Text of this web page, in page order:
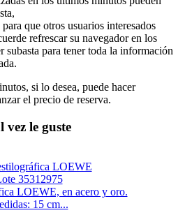
que otros usuarios interesados
refrescar su navegador en los
subasta para tener toda la información
si lo desea, puede hacer
el precio de reserva.
vez le guste
LOEWE
35312975
LOEWE, en acero y oro.
15 cm...